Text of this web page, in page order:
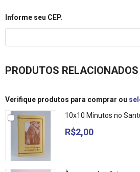
Informe seu CEP.
PRODUTOS RELACIONADOS
Verifique produtos para comprar ou
10x10 Minutos no
R$2,00